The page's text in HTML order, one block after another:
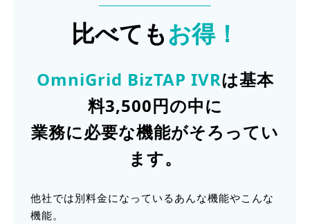
比べてもお得！
OmniGrid BizTAP IVRは基本
料3,500円の中に
業務に必要な機能がそろってい
ます。
他社では別料金になっているあんな機能やこんな
機能。